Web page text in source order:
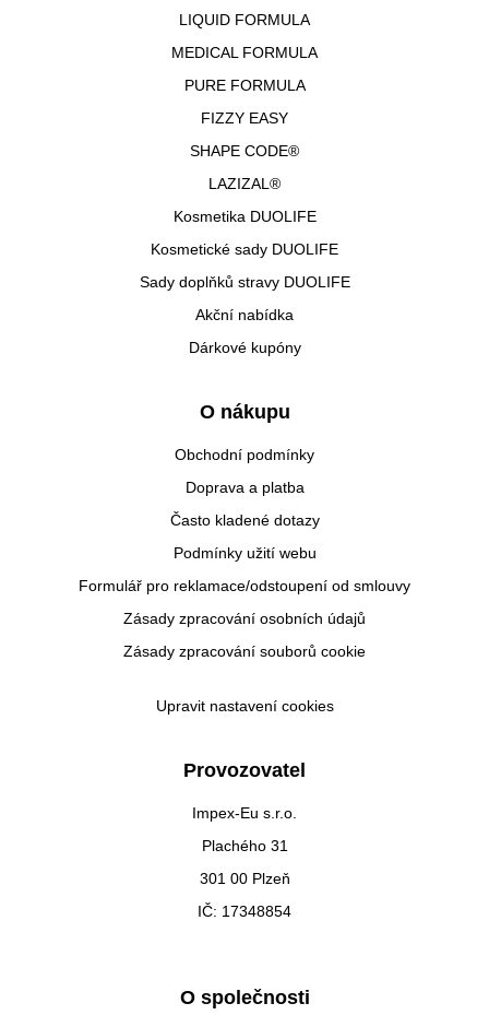
LIQUID FORMULA
MEDICAL FORMULA
PURE FORMULA
FIZZY EASY
SHAPE CODE®
LAZIZAL®
Kosmetika DUOLIFE
Kosmetické sady DUOLIFE
Sady doplňků stravy DUOLIFE
Akční nabídka
Dárkové kupóny
O nákupu
Obchodní podmínky
Doprava a platba
Často kladené dotazy
Podmínky užití webu
Formulář pro reklamace/odstoupení od smlouvy
Zásady zpracování osobních údajů
Zásady zpracování souborů cookie
Upravit nastavení cookies
Provozovatel
Impex-Eu s.r.o.
Plachého 31
301 00 Plzeň
IČ: 17348854
O společnosti